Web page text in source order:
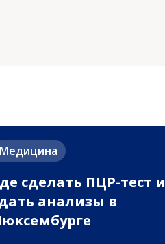
Медицина
сделать ПЦР-тест и
анализы в